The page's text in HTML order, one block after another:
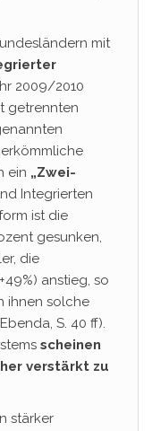
mit
2009/2010
getrennten
ein „Zwei-
Integrierten
ist die
gesunken,
die
anstieg, so
ihnen solche
S. 40 ff).
scheinen
verstärkt zu
stärker